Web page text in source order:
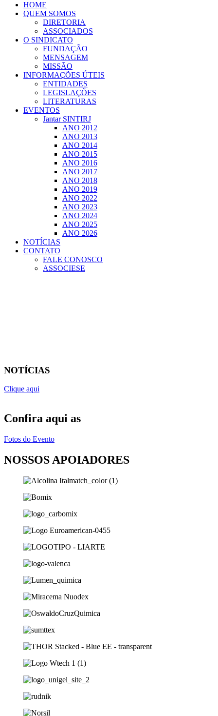
HOME
QUEM SOMOS
DIRETORIA
ASSOCIADOS
O SINDICATO
FUNDAÇÃO
MENSAGEM
MISSÃO
INFORMAÇÕES ÚTEIS
ENTIDADES
LEGISLAÇÕES
LITERATURAS
EVENTOS
Jantar SINTIRJ
ANO 2012
ANO 2013
ANO 2014
ANO 2015
ANO 2016
ANO 2017
ANO 2018
ANO 2019
ANO 2022
ANO 2023
ANO 2024
ANO 2025
ANO 2026
NOTÍCIAS
CONTATO
FALE CONOSCO
ASSOCIESE
NOTÍCIAS
Clique aqui
Confira aqui as
Fotos do Evento
NOSSOS APOIADORES